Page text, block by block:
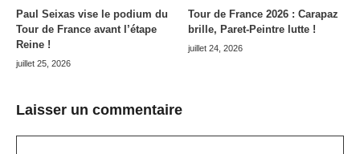
Paul Seixas vise le podium du
Tour de France avant l’étape
Reine !
juillet 25, 2026
Tour de France 2026 : Carapaz
brille, Paret-Peintre lutte !
juillet 24, 2026
Laisser un commentaire